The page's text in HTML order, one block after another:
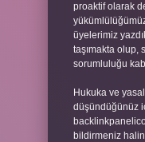
proaktif olarak
üyelerimiz
taşımakta olup,
sorumluluğu
Hukuka ve
düşündüğünüz
bildirmeniz